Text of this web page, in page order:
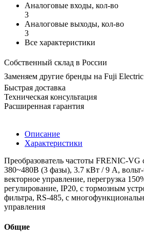
Аналоговые входы, кол-во
3
Аналоговые выходы, кол-во
3
Все характеристики
Собственный склад в России
Заменяем другие бренды на Fuji Electric
Быстрая доставка
Техническая консультация
Расширенная гарантия
Описание
Характеристики
Преобразователь частоты FRENIC-
380~480B (3 фазы), 3.7 кВт / 9 A,
векторное управление, перегрузка
регулирование, IP20, с тормозным
фильтра, RS-485, с
управления
Общие